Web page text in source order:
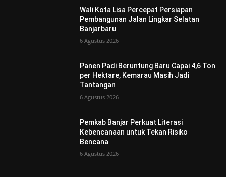
Wali Kota Lisa Percepat Persiapan
Pembangunan Jalan Lingkar Selatan
Banjarbaru
6 Agustus 2026
Panen Padi Beruntung Baru Capai 4,6 Ton
per Hektare, Kemarau Masih Jadi
Tantangan
6 Agustus 2026
Pemkab Banjar Perkuat Literasi
Kebencanaan untuk Tekan Risiko
Bencana
6 Agustus 2026